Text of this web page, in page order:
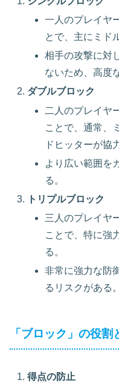
一人のプレイヤ
とで、主にミド
相手の攻撃に対
ないため、高度
ダブルブロック
二人のプレイヤ
ことで、通常、
ドヒッターが協
より広い範囲を
る。
トリプルブロック
三人のプレイヤ
ことで、特に強
る。
非常に強力な防
るリスクがある。
「ブロック」の役割
得点の防止